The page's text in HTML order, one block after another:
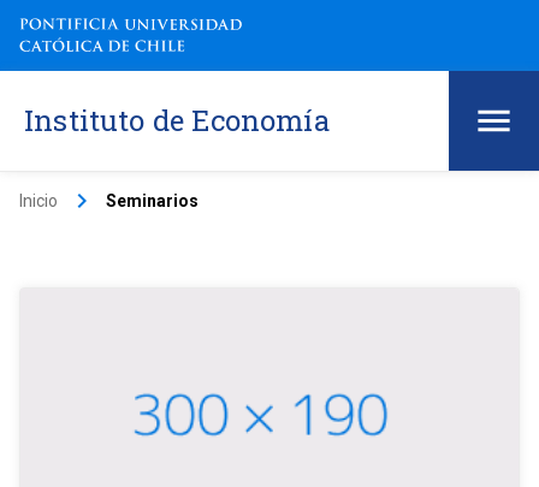
Instituto de Economía
Inicio keyboard_arrow_right Seminarios